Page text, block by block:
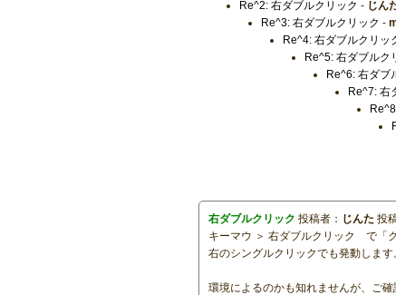
Re^2: 右ダブルクリック - じん
Re^3: 右ダブルクリック -
Re^4: 右ダブルクリッ
Re^5: 右ダブルク
Re^6: 右ダブ
Re^7: 右
右ダブルクリック 投稿者： じんた 投
キーマウ ＞ 右ダブルクリック で「
右のシングルクリックでも発動します
環境によるのかも知れませんが、ご確